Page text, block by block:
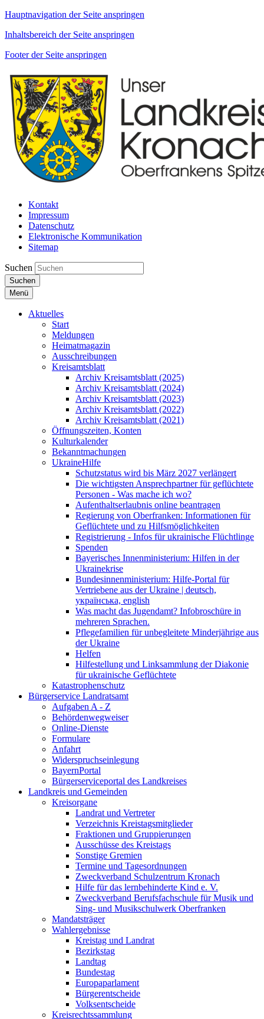
Hauptnavigation der Seite anspringen
Inhaltsbereich der Seite anspringen
Footer der Seite anspringen
Kontakt
Impressum
Datenschutz
Elektronische Kommunikation
Sitemap
Suchen
Suchen
Menü
Aktuelles
Start
Meldungen
Heimatmagazin
Ausschreibungen
Kreisamtsblatt
Archiv Kreisamtsblatt (2025)
Archiv Kreisamtsblatt (2024)
Archiv Kreisamtsblatt (2023)
Archiv Kreisamtsblatt (2022)
Archiv Kreisamtsblatt (2021)
Öffnungszeiten, Konten
Kulturkalender
Bekanntmachungen
UkraineHilfe
Schutzstatus wird bis März 2027 verlängert
Die wichtigsten Ansprechpartner für geflüchtete
Personen - Was mache ich wo?
Aufenthaltserlaubnis online beantragen
Regierung von Oberfranken: Informationen für
Geflüchtete und zu Hilfsmöglichkeiten
Registrierung - Infos für ukrainische Flüchtlinge
Spenden
Bayerisches Innenministerium: Hilfen in der
Ukrainekrise
Bundesinnenministerium: Hilfe-Portal für
Vertriebene aus der Ukraine | deutsch,
українська, english
Was macht das Jugendamt? Infobroschüre in
mehreren Sprachen.
Pflegefamilien für unbegleitete Minderjährige aus
der Ukraine
Helfen
Hilfestellung und Linksammlung der Diakonie
für ukrainische Geflüchtete
Katastrophenschutz
Bürgerservice Landratsamt
Aufgaben A - Z
Behördenwegweiser
Online-Dienste
Formulare
Anfahrt
Widerspruchseinlegung
BayernPortal
Bürgerserviceportal des Landkreises
Landkreis und Gemeinden
Kreisorgane
Landrat und Vertreter
Verzeichnis Kreistagsmitglieder
Fraktionen und Gruppierungen
Ausschüsse des Kreistags
Sonstige Gremien
Termine und Tagesordnungen
Zweckverband Schulzentrum Kronach
Hilfe für das lernbehinderte Kind e. V.
Zweckverband Berufsfachschule für Musik und
Sing- und Musikschulwerk Oberfranken
Mandatsträger
Wahlergebnisse
Kreistag und Landrat
Bezirkstag
Landtag
Bundestag
Europaparlament
Bürgerentscheide
Volksentscheide
Kreisrechtssammlung